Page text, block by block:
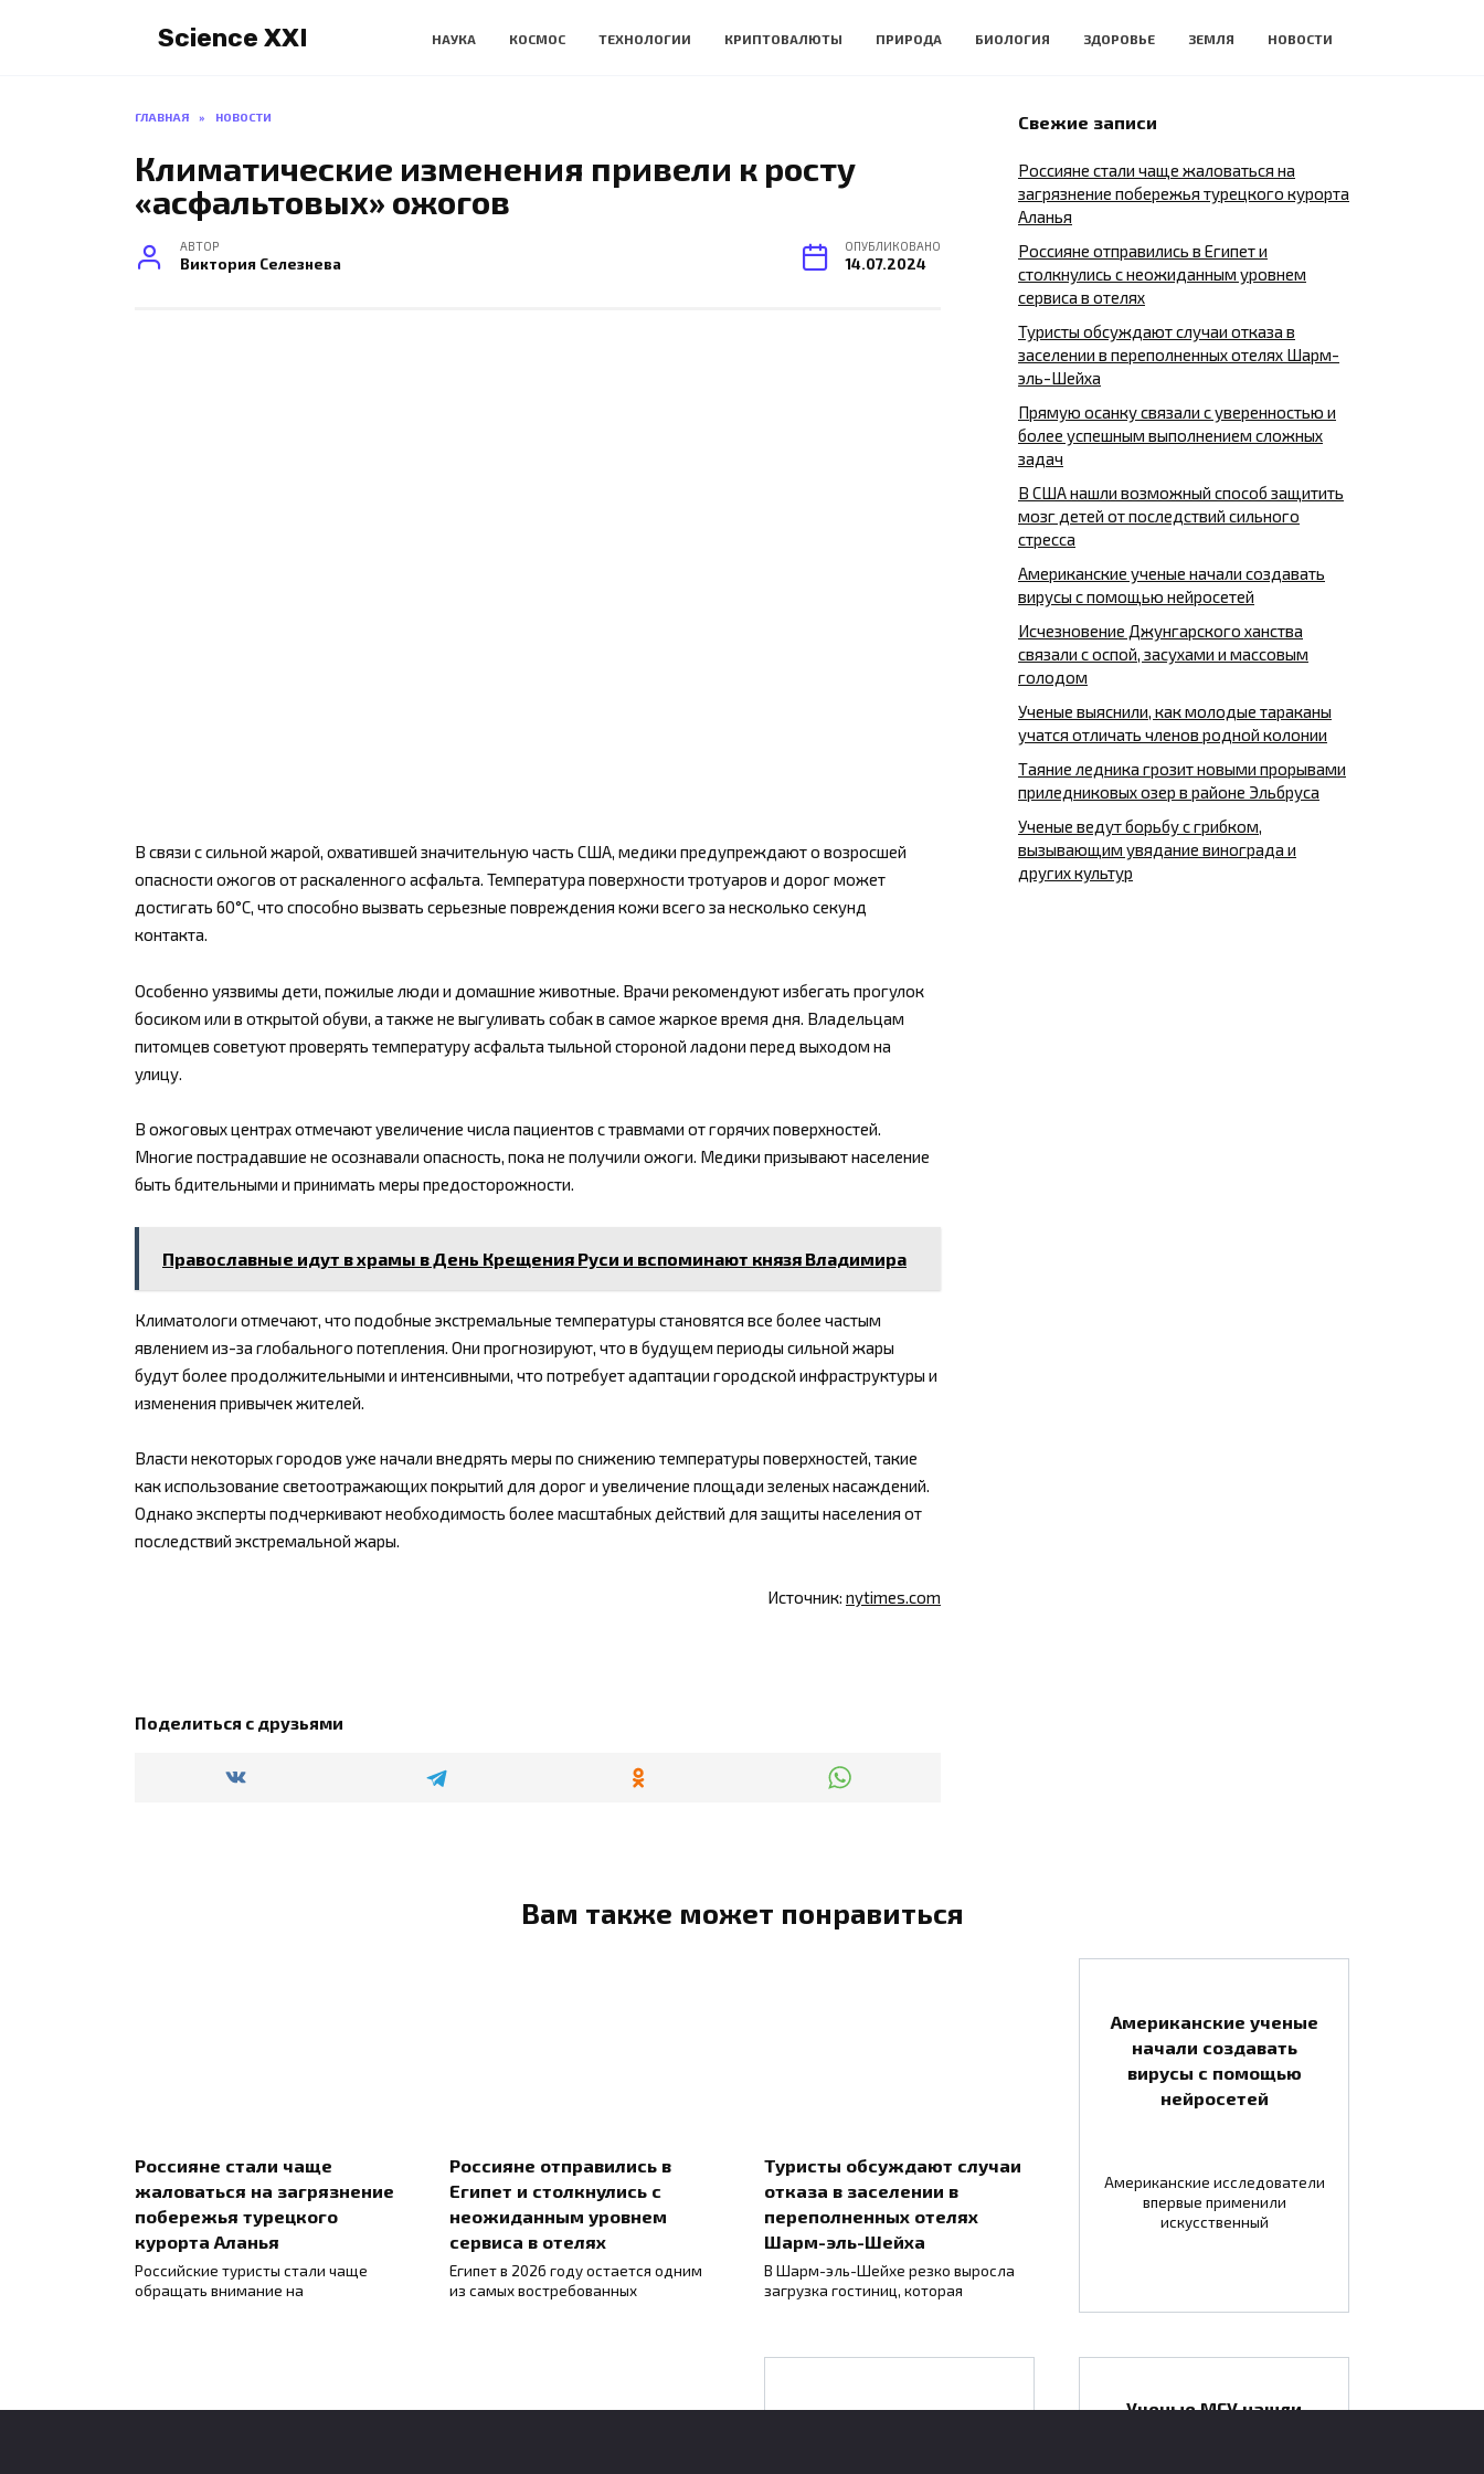
Science XXI НАУКА КОСМОС ТЕХНОЛОГИИ КРИПТОВАЛЮТЫ ПРИРОДА БИОЛОГИЯ ЗДОРОВЬЕ ЗЕМЛЯ НОВОСТИ
ГЛАВНАЯ » НОВОСТИ
Климатические изменения привели к росту
«асфальтовых» ожогов
АВТОР
Виктория Селезнева
ОПУБЛИКОВАНО
14.07.2024
В связи с сильной жарой, охватившей значительную часть США, медики предупреждают о возросшей
опасности ожогов от раскаленного асфальта. Температура поверхности тротуаров и дорог может
достигать 60°C, что способно вызвать серьезные повреждения кожи всего за несколько секунд
контакта.
Особенно уязвимы дети, пожилые люди и домашние животные. Врачи рекомендуют избегать прогулок
босиком или в открытой обуви, а также не выгуливать собак в самое жаркое время дня. Владельцам
питомцев советуют проверять температуру асфальта тыльной стороной ладони перед выходом на
улицу.
В ожоговых центрах отмечают увеличение числа пациентов с травмами от горячих поверхностей.
Многие пострадавшие не осознавали опасность, пока не получили ожоги. Медики призывают население
быть бдительными и принимать меры предосторожности.
Православные идут в храмы в День Крещения Руси и вспоминают князя Владимира
Климатологи отмечают, что подобные экстремальные температуры становятся все более частым
явлением из-за глобального потепления. Они прогнозируют, что в будущем периоды сильной жары
будут более продолжительными и интенсивными, что потребует адаптации городской инфраструктуры и
изменения привычек жителей.
Власти некоторых городов уже начали внедрять меры по снижению температуры поверхностей, такие
как использование светоотражающих покрытий для дорог и увеличение площади зеленых насаждений.
Однако эксперты подчеркивают необходимость более масштабных действий для защиты населения от
последствий экстремальной жары.
Источник: nytimes.com
Поделиться с друзьями
Свежие записи
Россияне стали чаще жаловаться на
загрязнение побережья турецкого курорта
Аланья
Россияне отправились в Египет и
столкнулись с неожиданным уровнем
сервиса в отелях
Туристы обсуждают случаи отказа в
заселении в переполненных отелях Шарм-
эль-Шейха
Прямую осанку связали с уверенностью и
более успешным выполнением сложных
задач
В США нашли возможный способ защитить
мозг детей от последствий сильного
стресса
Американские ученые начали создавать
вирусы с помощью нейросетей
Исчезновение Джунгарского ханства
связали с оспой, засухами и массовым
голодом
Ученые выяснили, как молодые тараканы
учатся отличать членов родной колонии
Таяние ледника грозит новыми прорывами
приледниковых озер в районе Эльбруса
Ученые ведут борьбу с грибком,
вызывающим увядание винограда и
других культур
Вам также может понравиться
Россияне стали чаще
жаловаться на загрязнение
побережья турецкого
курорта Аланья
Российские туристы стали чаще
обращать внимание на
Россияне отправились в
Египет и столкнулись с
неожиданным уровнем
сервиса в отелях
Египет в 2026 году остается одним
из самых востребованных
Туристы обсуждают случаи
отказа в заселении в
переполненных отелях
Шарм-эль-Шейха
В Шарм-эль-Шейхе резко выросла
загрузка гостиниц, которая
Американские ученые
начали создавать
вирусы с помощью
нейросетей
Американские исследователи
впервые применили
искусственный
Климатологи
Ученые МГУ нашли